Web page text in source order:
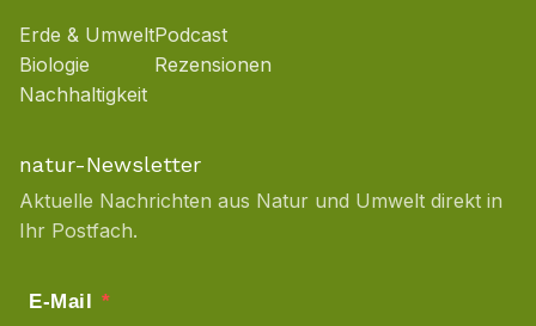
Erde & Umwelt
Biologie
Nachhaltigkeit
Podcast
Rezensionen
natur-Newsletter
Aktuelle Nachrichten aus Natur und Umwelt direkt in
Ihr Postfach.